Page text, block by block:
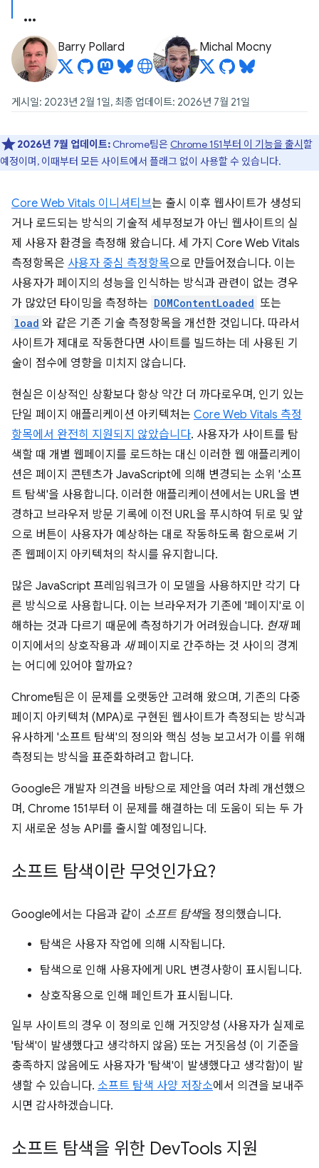
Barry Pollard Michal Mocny
게시일: 2023년 2월 1일, 최종 업데이트: 2026년 7월 21일
2026년 7월 업데이트: Chrome팀은 Chrome 151부터 이 기능을 출시할
예정이며, 이때부터 모든 사이트에서 플래그 없이 사용할 수 있습니다.
Core Web Vitals 이니셔티브는 출시 이후 웹사이트가 생성되
거나 로드되는 방식의 기술적 세부정보가 아닌 웹사이트의 실
제 사용자 환경을 측정해 왔습니다. 세 가지 Core Web Vitals
측정항목은 사용자 중심 측정항목으로 만들어졌습니다. 이는
사용자가 페이지의 성능을 인식하는 방식과 관련이 없는 경우
가 많았던 타이밍을 측정하는 DOMContentLoaded 또는
load 와 같은 기존 기술 측정항목을 개선한 것입니다. 따라서
사이트가 제대로 작동한다면 사이트를 빌드하는 데 사용된 기
술이 점수에 영향을 미치지 않습니다.
현실은 이상적인 상황보다 항상 약간 더 까다로우며, 인기 있는
단일 페이지 애플리케이션 아키텍처는 Core Web Vitals 측정
항목에서 완전히 지원되지 않았습니다. 사용자가 사이트를 탐
색할 때 개별 웹페이지를 로드하는 대신 이러한 웹 애플리케이
션은 페이지 콘텐츠가 JavaScript에 의해 변경되는 소위 '소프
트 탐색'을 사용합니다. 이러한 애플리케이션에서는 URL을 변
경하고 브라우저 방문 기록에 이전 URL을 푸시하여 뒤로 및 앞
으로 버튼이 사용자가 예상하는 대로 작동하도록 함으로써 기
존 웹페이지 아키텍처의 착시를 유지합니다.
많은 JavaScript 프레임워크가 이 모델을 사용하지만 각기 다
른 방식으로 사용합니다. 이는 브라우저가 기존에 '페이지'로 이
해하는 것과 다르기 때문에 측정하기가 어려웠습니다. 현재페
이지에서의 상호작용과 새페이지로 간주하는 것 사이의 경계
는 어디에 있어야 할까요?
Chrome팀은 이 문제를 오랫동안 고려해 왔으며, 기존의 다중
페이지 아키텍처 (MPA)로 구현된 웹사이트가 측정되는 방식과
유사하게 '소프트 탐색'의 정의와 핵심 성능 보고서가 이를 위해
측정되는 방식을 표준화하려고 합니다.
Google은 개발자 의견을 바탕으로 제안을 여러 차례 개선했으
며, Chrome 151부터 이 문제를 해결하는 데 도움이 되는 두 가
지 새로운 성능 API를 출시할 예정입니다.
소프트 탐색이란 무엇인가요?
Google에서는 다음과 같이 소프트 탐색을 정의했습니다.
탐색은 사용자 작업에 의해 시작됩니다.
탐색으로 인해 사용자에게 URL 변경사항이 표시됩니다.
상호작용으로 인해 페인트가 표시됩니다.
일부 사이트의 경우 이 정의로 인해 거짓양성 (사용자가 실제로
'탐색'이 발생했다고 생각하지 않음) 또는 거짓음성 (이 기준을
충족하지 않음에도 사용자가 '탐색'이 발생했다고 생각함)이 발
생할 수 있습니다. 소프트 탐색 사양 저장소에서 의견을 보내주
시면 감사하겠습니다.
소프트 탐색을 위한 DevTools 지원